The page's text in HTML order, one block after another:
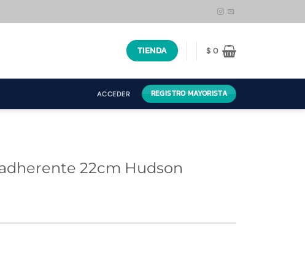
TIENDA $ 0
ACCEDER REGISTRO MAYORISTA
22cm Hudson